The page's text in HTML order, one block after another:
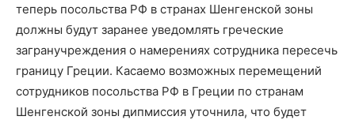
теперь посольства РФ в странах Шенгенской зоны
должны будут заранее уведомлять греческие
загранучреждения о намерениях сотрудника пересечь
границу Греции. Касаемо возможных перемещений
сотрудников посольства РФ в Греции по странам
Шенгенской зоны дипмиссия уточнила, что будет